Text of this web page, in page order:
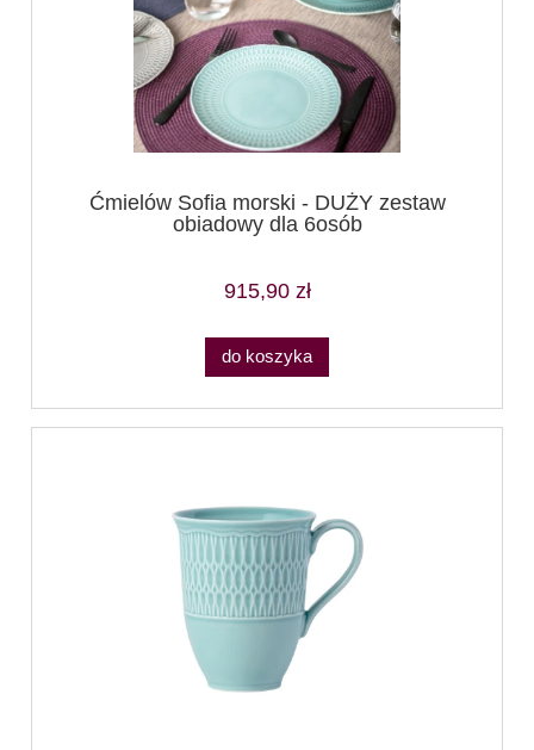
Ćmielów Sofia morski - DUŻY zestaw
obiadowy dla 6osób
915,90 zł
do koszyka